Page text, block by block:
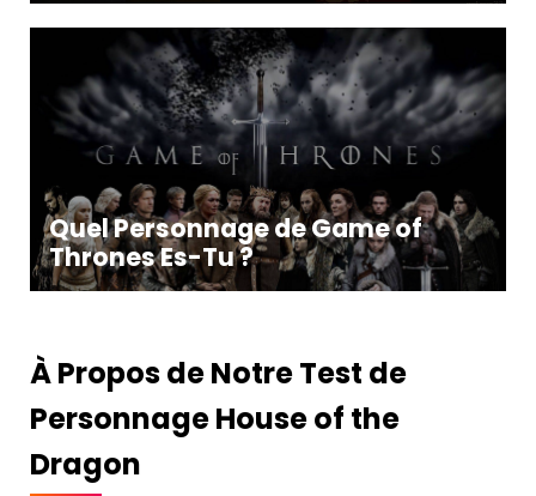
Quel Personnage de Game of
Thrones Es-Tu ?
À Propos de Notre Test de
Personnage House of the
Dragon